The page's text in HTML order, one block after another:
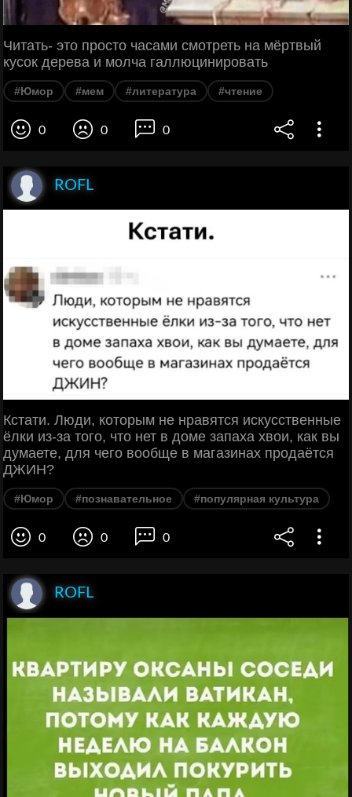
Читать- это просто часами смотреть на мёртвый
кусок дерева и молча галлюцинировать
#Юмор #мем #литература #чтение
0 0 0
ROFL
Кстати. Люди, которым не нравятся искусственные
ёлки из-за того, что нет в доме запаха хвои, как вы
думаете, для чего вообще в магазинах продаётся
ДЖИН?
#Юмор #познавательное #популярная культура
0 0 0
ROFL